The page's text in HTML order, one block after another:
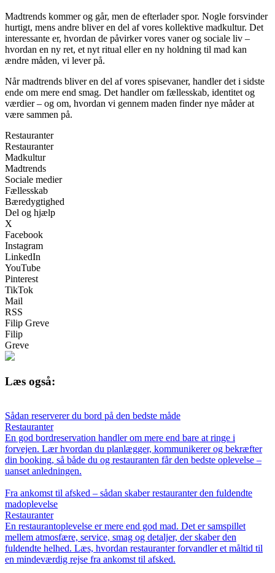
Madtrends kommer og går, men de efterlader spor. Nogle forsvinder
hurtigt, mens andre bliver en del af vores kollektive madkultur. Det
interessante er, hvordan de påvirker vores vaner og sociale liv –
hvordan en ny ret, et nyt ritual eller en ny holdning til mad kan
ændre måden, vi lever på.
Når madtrends bliver en del af vores spisevaner, handler det i sidste
ende om mere end smag. Det handler om fællesskab, identitet og
værdier – og om, hvordan vi gennem maden finder nye måder at
være sammen på.
Restauranter
Restauranter
Madkultur
Madtrends
Sociale medier
Fællesskab
Bæredygtighed
Del og hjælp
X
Facebook
Instagram
LinkedIn
YouTube
Pinterest
TikTok
Mail
RSS
Filip Greve
Filip
Greve
Læs også:
Sådan reserverer du bord på den bedste måde
Restauranter
En god bordreservation handler om mere end bare at ringe i
forvejen. Lær hvordan du planlægger, kommunikerer og bekræfter
din booking, så både du og restauranten får den bedste oplevelse –
uanset anledningen.
Fra ankomst til afsked – sådan skaber restauranter den fuldendte
madoplevelse
Restauranter
En restaurantoplevelse er mere end god mad. Det er samspillet
mellem atmosfære, service, smag og detaljer, der skaber den
fuldendte helhed. Læs, hvordan restauranter forvandler et måltid til
en mindeværdig rejse fra ankomst til afsked.